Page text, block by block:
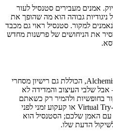
אמנים מעבירים סטנסיל לעור
גבוהה הוא מה שהופך את
למקור. סטנסיל ראוי גם מכבד
את הניחושים של פרשנות מחדש
המרת סטנסיל היא חלק מתוכנית Alchemist, הכוללת גם רישיון מסחרי
שלבי העיצוב והמדידה לא
בחופשיות ולהמיר רק כשאתם
מחויבים. אמתו את העיצוב עם Virtual Try-On או קעקוע זמני לפני
עם האמן שלכם; הסטנסיל הוא
הדעת שלו.